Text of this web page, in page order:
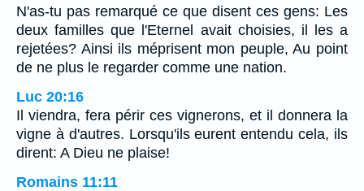
N'as-tu pas remarqué ce que disent ces gens: Les
deux familles que l'Eternel avait choisies, il les a
rejetées? Ainsi ils méprisent mon peuple, Au point
de ne plus le regarder comme une nation.
Luc 20:16
Il viendra, fera périr ces vignerons, et il donnera la
vigne à d'autres. Lorsqu'ils eurent entendu cela, ils
dirent: A Dieu ne plaise!
Romains 11:11